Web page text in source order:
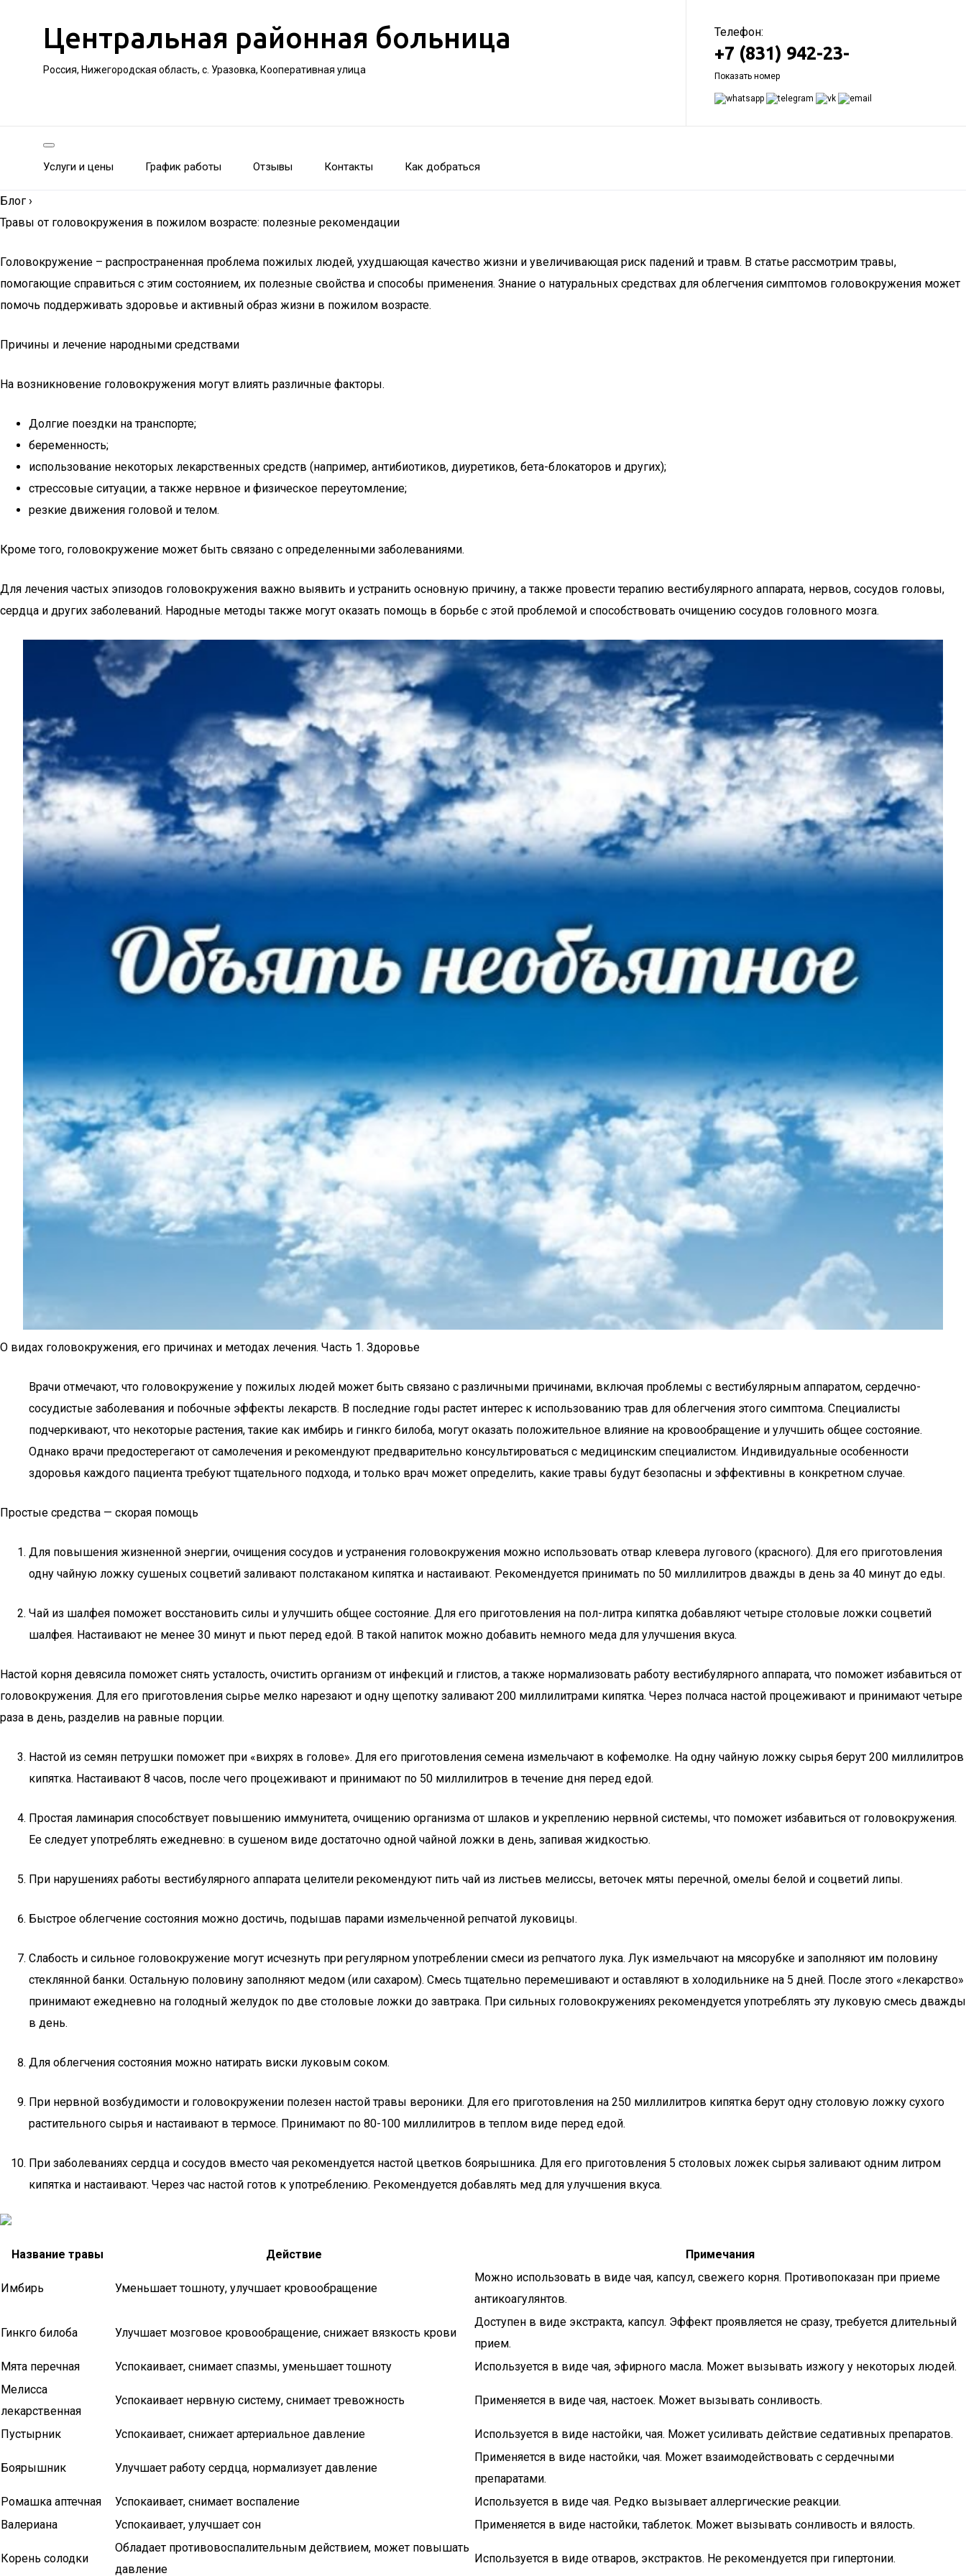
Центральная районная больница
Россия, Нижегородская область, с. Уразовка, Кооперативная улица
Телефон:
+7 (831) 942-23-
Показать номер
Услуги и цены График работы Отзывы Контакты Как добраться
Блог ›
Травы от головокружения в пожилом возрасте: полезные рекомендации
Головокружение – распространенная проблема пожилых людей, ухудшающая качество жизни и увеличивающая риск падений и травм. В статье рассмотрим травы,
помогающие справиться с этим состоянием, их полезные свойства и способы применения. Знание о натуральных средствах для облегчения симптомов головокружения может
помочь поддерживать здоровье и активный образ жизни в пожилом возрасте.
Причины и лечение народными средствами
На возникновение головокружения могут влиять различные факторы.
Долгие поездки на транспорте;
беременность;
использование некоторых лекарственных средств (например, антибиотиков, диуретиков, бета-блокаторов и других);
стрессовые ситуации, а также нервное и физическое переутомление;
резкие движения головой и телом.
Кроме того, головокружение может быть связано с определенными заболеваниями.
Для лечения частых эпизодов головокружения важно выявить и устранить основную причину, а также провести терапию вестибулярного аппарата, нервов, сосудов головы,
сердца и других заболеваний. Народные методы также могут оказать помощь в борьбе с этой проблемой и способствовать очищению сосудов головного мозга.
О видах головокружения, его причинах и методах лечения. Часть 1. Здоровье
Врачи отмечают, что головокружение у пожилых людей может быть связано с различными причинами, включая проблемы с вестибулярным аппаратом, сердечно-
сосудистые заболевания и побочные эффекты лекарств. В последние годы растет интерес к использованию трав для облегчения этого симптома. Специалисты
подчеркивают, что некоторые растения, такие как имбирь и гинкго билоба, могут оказать положительное влияние на кровообращение и улучшить общее состояние.
Однако врачи предостерегают от самолечения и рекомендуют предварительно консультироваться с медицинским специалистом. Индивидуальные особенности
здоровья каждого пациента требуют тщательного подхода, и только врач может определить, какие травы будут безопасны и эффективны в конкретном случае.
Простые средства — скорая помощь
Для повышения жизненной энергии, очищения сосудов и устранения головокружения можно использовать отвар клевера лугового (красного). Для его приготовления
одну чайную ложку сушеных соцветий заливают полстаканом кипятка и настаивают. Рекомендуется принимать по 50 миллилитров дважды в день за 40 минут до еды.
Чай из шалфея поможет восстановить силы и улучшить общее состояние. Для его приготовления на пол-литра кипятка добавляют четыре столовые ложки соцветий
шалфея. Настаивают не менее 30 минут и пьют перед едой. В такой напиток можно добавить немного меда для улучшения вкуса.
Настой корня девясила поможет снять усталость, очистить организм от инфекций и глистов, а также нормализовать работу вестибулярного аппарата, что поможет избавиться от
головокружения. Для его приготовления сырье мелко нарезают и одну щепотку заливают 200 миллилитрами кипятка. Через полчаса настой процеживают и принимают четыре
раза в день, разделив на равные порции.
Настой из семян петрушки поможет при «вихрях в голове». Для его приготовления семена измельчают в кофемолке. На одну чайную ложку сырья берут 200 миллилитров
кипятка. Настаивают 8 часов, после чего процеживают и принимают по 50 миллилитров в течение дня перед едой.
Простая ламинария способствует повышению иммунитета, очищению организма от шлаков и укреплению нервной системы, что поможет избавиться от головокружения.
Ее следует употреблять ежедневно: в сушеном виде достаточно одной чайной ложки в день, запивая жидкостью.
При нарушениях работы вестибулярного аппарата целители рекомендуют пить чай из листьев мелиссы, веточек мяты перечной, омелы белой и соцветий липы.
Быстрое облегчение состояния можно достичь, подышав парами измельченной репчатой луковицы.
Слабость и сильное головокружение могут исчезнуть при регулярном употреблении смеси из репчатого лука. Лук измельчают на мясорубке и заполняют им половину
стеклянной банки. Остальную половину заполняют медом (или сахаром). Смесь тщательно перемешивают и оставляют в холодильнике на 5 дней. После этого «лекарство»
принимают ежедневно на голодный желудок по две столовые ложки до завтрака. При сильных головокружениях рекомендуется употреблять эту луковую смесь дважды
в день.
Для облегчения состояния можно натирать виски луковым соком.
При нервной возбудимости и головокружении полезен настой травы вероники. Для его приготовления на 250 миллилитров кипятка берут одну столовую ложку сухого
растительного сырья и настаивают в термосе. Принимают по 80-100 миллилитров в теплом виде перед едой.
При заболеваниях сердца и сосудов вместо чая рекомендуется настой цветков боярышника. Для его приготовления 5 столовых ложек сырья заливают одним литром
кипятка и настаивают. Через час настой готов к употреблению. Рекомендуется добавлять мед для улучшения вкуса.
Название травы Действие Примечания
Имбирь Уменьшает тошноту, улучшает кровообращение
Можно использовать в виде чая, капсул, свежего корня. Противопоказан при приеме
антикоагулянтов.
Гинкго билоба Улучшает мозговое кровообращение, снижает вязкость крови
Доступен в виде экстракта, капсул. Эффект проявляется не сразу, требуется длительный
прием.
Мята перечная
Успокаивает, снимает спазмы, уменьшает тошноту
Используется в виде чая, эфирного масла. Может вызывать изжогу у некоторых людей.
Мелисса
лекарственная
Успокаивает нервную систему, снимает тревожность Применяется в виде чая, настоек. Может вызывать сонливость.
Пустырник Успокаивает, снижает артериальное давление Используется в виде настойки, чая. Может усиливать действие седативных препаратов.
Боярышник Улучшает работу сердца, нормализует давление
Применяется в виде настойки, чая. Может взаимодействовать с сердечными
препаратами.
Ромашка аптечная
Успокаивает, снимает воспаление
Используется в виде чая. Редко вызывает аллергические реакции.
Валериана
Успокаивает, улучшает сон Применяется в виде настойки, таблеток. Может вызывать сонливость и вялость.
Корень солодки
Обладает противовоспалительным действием, может повышать
давление
Используется в виде отваров, экстрактов. Не рекомендуется при гипертонии.